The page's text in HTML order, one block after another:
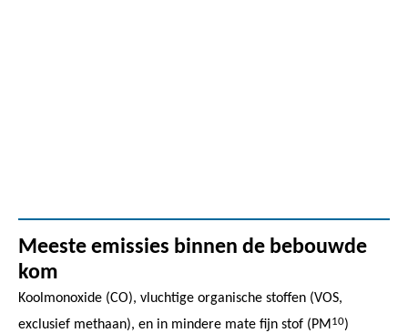
Meeste emissies binnen de bebouwde
kom
Koolmonoxide (CO), vluchtige organische stoffen (VOS,
exclusief methaan), en in mindere mate fijn stof (PM 10)